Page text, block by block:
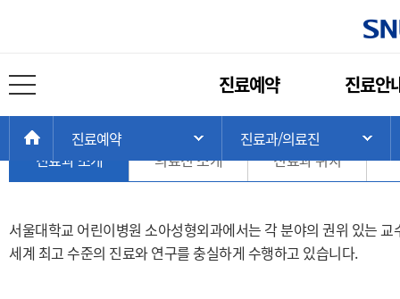
메
진료예약 진료안
HOME
진료예약 주 메뉴 목록 열기
진료과/의료진
소아성형외과
진료과 소개 의료진 소개 진료과 위치
서울대학교 어린이병원 소아성형외과에서는 각 분야의 권위 있는
세계 최고 수준의 진료와 연구를 충실하게 수행하고 있습니다.